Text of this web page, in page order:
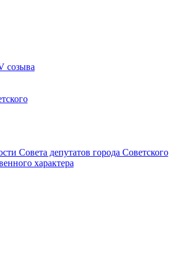
созыва
Совета депутатов города Советского
характера